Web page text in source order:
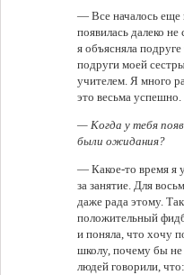
— Все началось еще
появилась далеко
я объясняла
подруги моей
учителем. Я много
это весьма успешно.
— Когда у тебя
были ожидания?
— Какое-то время я
за занятие. Для
даже рада этому.
положительный
и поняла, что хочу
школу, почему бы не
людей говорили,